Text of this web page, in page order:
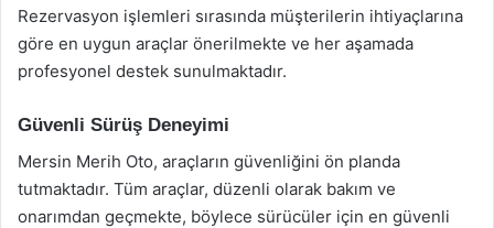
Rezervasyon işlemleri sırasında müşterilerin ihtiyaçlarına
göre en uygun araçlar önerilmekte ve her aşamada
profesyonel destek sunulmaktadır.
Güvenli Sürüş Deneyimi
Mersin Merih Oto, araçların güvenliğini ön planda
tutmaktadır. Tüm araçlar, düzenli olarak bakım ve
onarımdan geçmekte, böylece sürücüler için en güvenli